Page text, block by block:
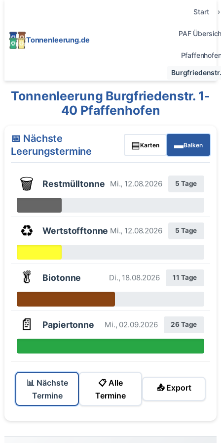
Tonnenleerung.de
Start
PAF
Tonnenleerung Burgfriedenstr. 1-
40 Pfaffenhofen
📅 Nächste
Leerungstermine
▤Karten ▬Balken
🗑️ Restmülltonne Mi., 12.08.2026 5 Tage
♻️ Wertstofftonne Mi., 12.08.2026 5 Tage
🥬 Biotonne Di., 18.08.2026 11 Tage
📄 Papiertonne Mi., 02.09.2026 26 Tage
📊 Nächste
Termine
📋 Alle
Termine
📤 Export